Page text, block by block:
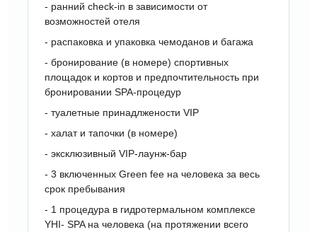
- ранний check-in в зависимости от
возможностей отеля
- распаковка и упаковка чемоданов и багажа
- бронирование (в номере) спортивных
площадок и кортов и предпочтительность при
бронировании SPA-процедур
- туалетные принадлжености VIP
- халат и тапочки (в номере)
- эксклюзивный VIP-лаунж-бар
- 3 включенных Green fee на человека за весь
срок пребывания
- 1 процедура в гидротермальном комплексе
YHI- SPA на человека (на протяжении всего